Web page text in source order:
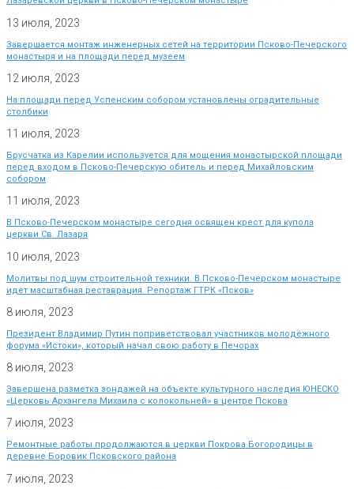
13 июля, 2023
Завершается монтаж инженерных сетей на территории Псково-Печерского
монастыря и на площади перед музеем
12 июля, 2023
На площади перед Успенским собором установлены оградительные
столбики
11 июля, 2023
Брусчатка из Карелии используется для мощения монастырской площади
перед входом в Псково-Печерскую обитель и перед Михайловским
собором
11 июля, 2023
В Псково-Печерском монастыре сегодня освящен крест для купола
церкви Св. Лазаря
10 июля, 2023
Молитвы под шум строительной техники. В Псково-Печерском монастыре
идет масштабная реставрация. Репортаж ГТРК «Псков»
8 июля, 2023
Президент Владимир Путин поприветствовал участников молодёжного
форума «Истоки», который начал свою работу в Печорах
8 июля, 2023
Завершена разметка зондажей на объекте культурного наследия ЮНЕСКО
«Церковь Архангела Михаила с колокольней» в центре Пскова
7 июля, 2023
Ремонтные работы продолжаются в церкви Покрова Богородицы в
деревне Боровик Псковского района
7 июля, 2023